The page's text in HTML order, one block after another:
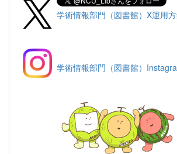
学術情報部門（図書館）X運用
学術情報部門（図書館）